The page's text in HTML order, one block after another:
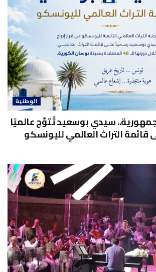
الوطنية
سيدي بوسعيد تُتوَّج عالميًا
قائمة التراث العالمي لليونسكو